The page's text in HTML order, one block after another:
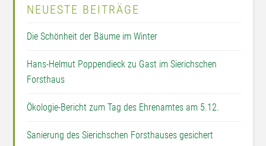
NEUESTE BEITRÄGE
Die Schönheit der Bäume im Winter
Hans-Helmut Poppendieck zu Gast im Sierichschen
Forsthaus
Ökologie-Bericht zum Tag des Ehrenamtes am 5.12.
Sanierung des Sierichschen Forsthauses gesichert